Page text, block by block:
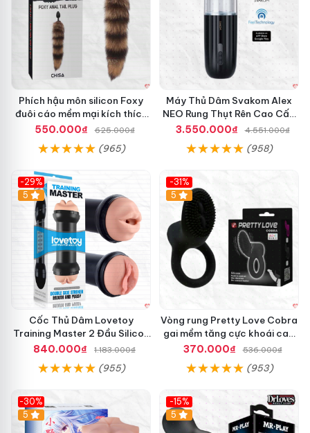
Phích hậu môn silicon Foxy
đuôi cáo mềm mại kích thích
cảm giác mới
550.000₫ 625.000₫
(965)
Máy Thủ Dâm Svakom Alex
NEO Rung Thụt Rên Cao Cấp
Điều Khiển App
3.550.000₫ 4.551.000₫
(958)
-29%
Hot
5
Cốc Thủ Dâm Lovetoy
Training Master 2 Đầu Silicon
Mềm Mại Tiện Lợi
840.000₫ 1.183.000₫
(955)
-31%
5
Vòng rung Pretty Love Cobra
gai mềm tăng cực khoái cao
cấp chính hãng
370.000₫ 536.000₫
(953)
-30%
Hot
5
-15%
Hot
5